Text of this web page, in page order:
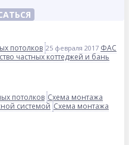
потолков 25 февраля 2017 ФАС
частных коттеджей и бань
потолков Схема монтажа
системой Схема монтажа